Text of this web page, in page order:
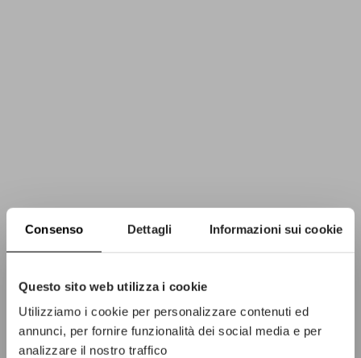
Consenso Dettagli Informazioni sui cookie
Questo sito web utilizza i cookie
Utilizziamo i cookie per personalizzare contenuti ed
annunci, per fornire funzionalità dei social media e per
analizzare il nostro traffico